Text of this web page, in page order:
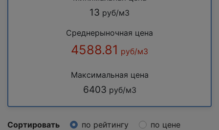
13 руб/м3
Среднерыночная цена
4588.81 руб/м3
Максимальная цена
6403 руб/м3
Сортировать по рейтингу
по цене